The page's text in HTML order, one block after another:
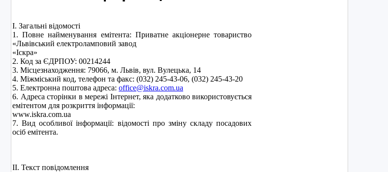
I. Загальні відомості
1. Повне найменування емітента: Приватне акціонерне товариство
«Львівський електроламповий завод
«Іскра»
2. Код за ЄДРПОУ: 00214244
3. Місцезнаходження: 79066, м. Львів, вул. Вулецька, 14
4. Міжміський код, телефон та факс: (032) 245-43-06, (032) 245-43-20
5. Електронна поштова адреса: office@iskra.com.ua
6. Адреса сторінки в мережі Інтернет, яка додатково використовується
емітентом для розкриття інформації:
www.iskra.com.ua
7. Вид особливої інформації: відомості про зміну складу посадових
осіб емітента.
II. Текст повідомлення